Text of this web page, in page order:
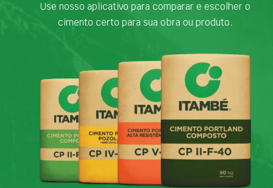
Use nosso aplicativo para comparar e escolher o
cimento certo para sua obra ou produto.